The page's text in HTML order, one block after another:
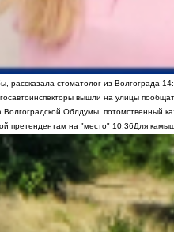
рассказала стоматолог из Волгограда
вышли на улицы
Волгоградской Облдумы, потомственный
претендентам на "место" 10:36Для